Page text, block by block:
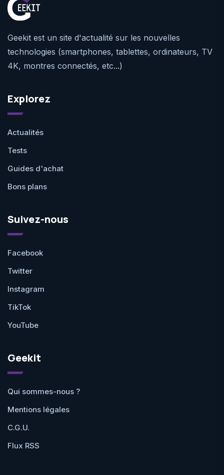
Geekit est un site d'actualité sur les nouvelles
technologies (smartphones, tablettes, ordinateurs, TV
4K, montres connectés, etc...)
Explorez
Actualités
Tests
Guides d'achat
Bons plans
Suivez-nous
Facebook
Twitter
Instagram
TikTok
YouTube
Geekit
Qui sommes-nous ?
Mentions légales
C.G.U.
Flux RSS